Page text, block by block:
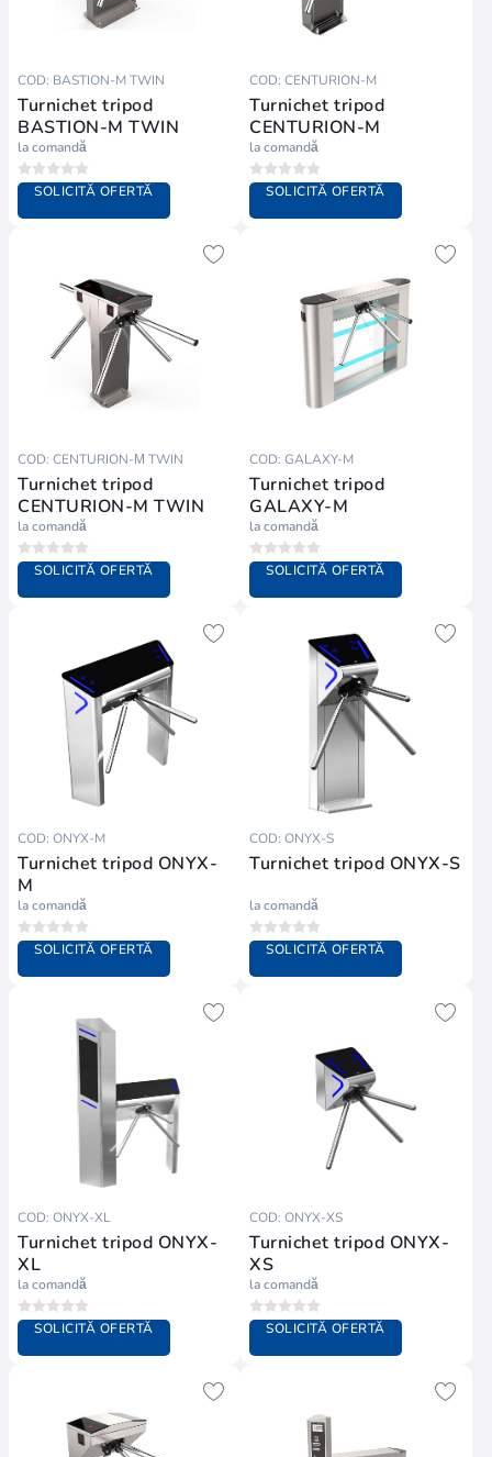
COD: BASTION-M TWIN
Turnichet tripod
BASTION-M TWIN
la comandă
SOLICITĂ OFERTĂ
COD: CENTURION-M
Turnichet tripod
CENTURION-M
la comandă
SOLICITĂ OFERTĂ
COD: CENTURION-М TWIN
Turnichet tripod
CENTURION-M TWIN
la comandă
SOLICITĂ OFERTĂ
COD: GALAXY-M
Turnichet tripod
GALAXY-M
la comandă
SOLICITĂ OFERTĂ
COD: ONYX-M
Turnichet tripod ONYX-
M
la comandă
SOLICITĂ OFERTĂ
COD: ONYX-S
Turnichet tripod ONYX-S
la comandă
SOLICITĂ OFERTĂ
COD: ONYX-XL
Turnichet tripod ONYX-
XL
la comandă
SOLICITĂ OFERTĂ
COD: ONYX-XS
Turnichet tripod ONYX-
XS
la comandă
SOLICITĂ OFERTĂ